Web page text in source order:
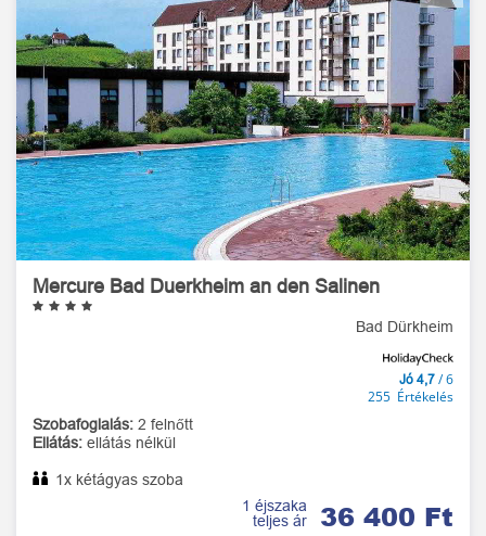
Mercure Bad Duerkheim an den Salinen
Bad Dürkheim
Jó 4,7 / 6
255 Értékelés
Szobafoglalás: 2 felnőtt
Ellátás: ellátás nélkül
1x kétágyas szoba
1 éjszaka
teljes ár
36 400 Ft